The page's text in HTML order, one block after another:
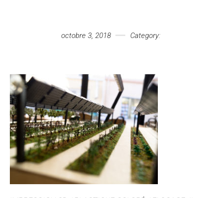
octobre 3, 2018 Category: